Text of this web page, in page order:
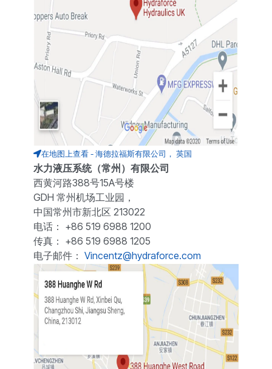
在地图上查看 - 海德拉福斯有限公司， 英国
水力液压系统（常州）有限公司
西黄河路388号15A号楼
GDH 常州机场工业园，
中国常州市新北区 213022
电话： +86 519 6988 1200
传真： +86 519 6988 1205
电子邮件： Vincentz@hydraforce.com